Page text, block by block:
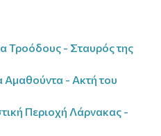
Τροόδους - Σταυρός της
Αμαθούντα - Ακτή του
Περιοχή Λάρνακας -